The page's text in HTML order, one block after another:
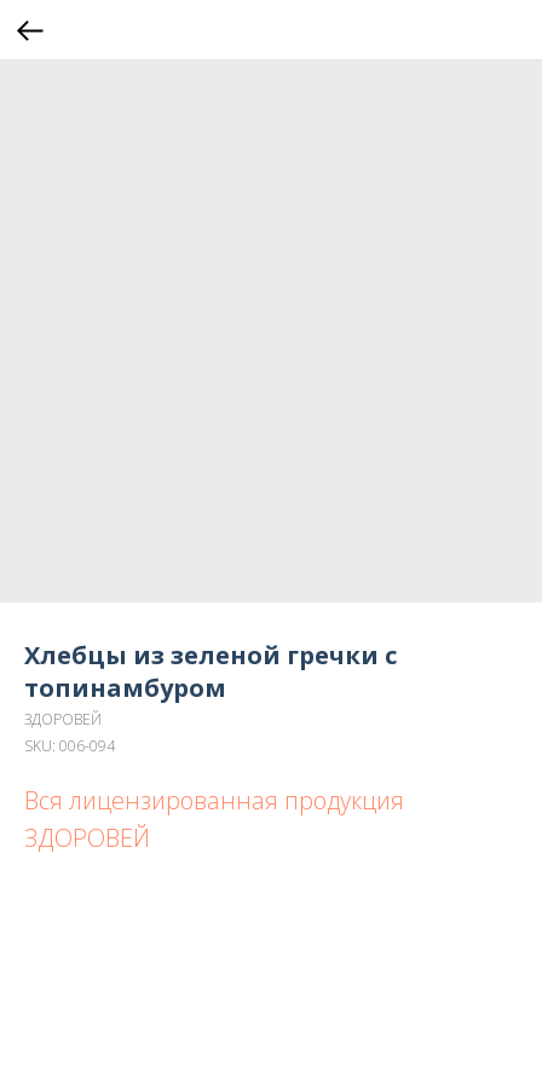
Хлебцы из зеленой гречки с
топинамбуром
ЗДОРОВЕЙ
SKU: 006-094
Вся лицензированная продукция
ЗДОРОВЕЙ